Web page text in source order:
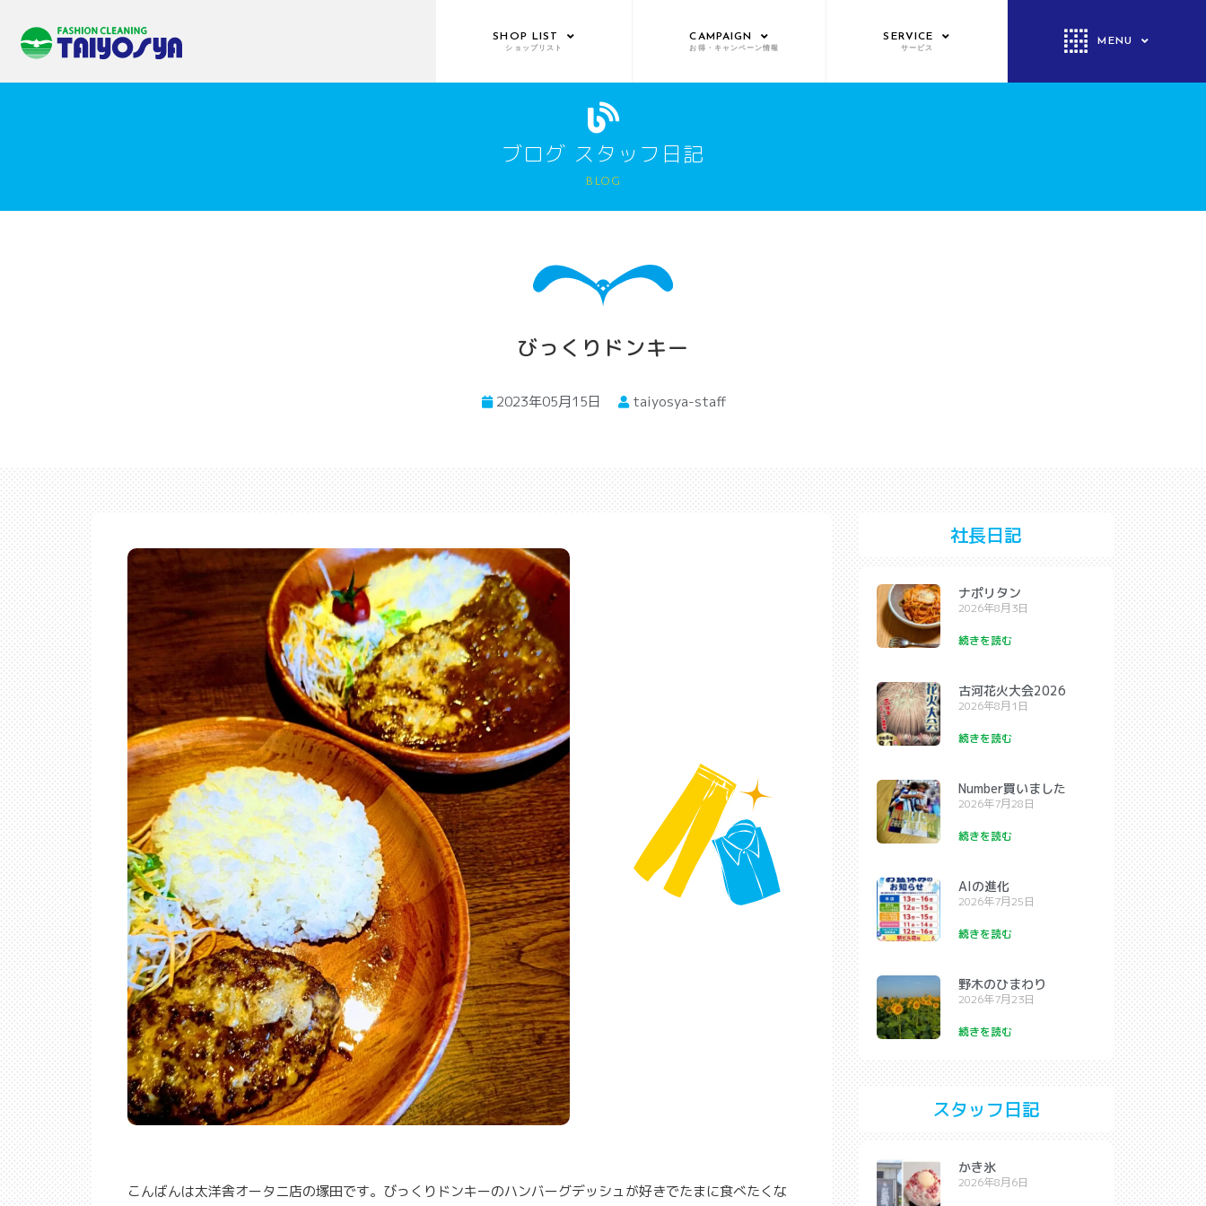
SHOP LIST
ショップリスト
CAMPAIGN
お得・キャンペーン情報
SERVICE
サービス MENU
ブログ スタッフ日記
blog
びっくりドンキー
2023年05月15日 taiyosya-staff
こんばんは太洋舎オータニ店の塚田です。びっくりドンキーのハンバーグデッシュが好きでたまに食べたくな
社長日記
ナポリタン
2026年8月3日
続きを読む
古河花火大会2026
2026年8月1日
続きを読む
Number買いました
2026年7月28日
続きを読む
AIの進化
2026年7月25日
続きを読む
野木のひまわり
2026年7月23日
続きを読む
スタッフ日記
かき氷
2026年8月6日